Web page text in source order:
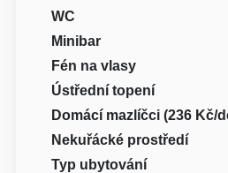
WC
Minibar
Fén na vlasy
Ústřední topení
Domácí mazlíčci (236 Kč/
Nekuřácké prostředí
Typ ubytování